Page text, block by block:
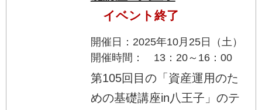
イベント終了
開催日：2025年10月25日（土）
開催時間： 13：20～16：00
第105回目の「資産運用のた
めの基礎講座in八王子」のテ